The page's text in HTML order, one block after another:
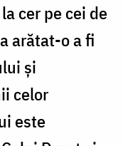
cer pe cei de
arătat-o a fi
și
celor
este